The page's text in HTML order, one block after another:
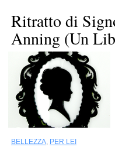
Ritratto di
Anning (Un
BELLEZZA, PER LEI